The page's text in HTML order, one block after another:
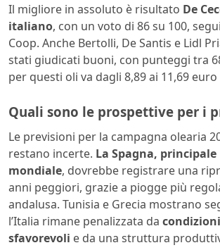
Il migliore in assoluto è risultato De
italiano, con un voto di 86 su 100,
Coop. Anche Bertolli, De Santis e Lidl
stati giudicati buoni, con punteggi tra
per questi oli va dagli 8,89 ai 11,69
Quali sono le prospettive per i
Le previsioni per la campagna olearia
restano incerte. La Spagna,
mondiale, dovrebbe registrare una
anni peggiori, grazie a piogge più
andalusa. Tunisia e Grecia mostrano
l’Italia rimane penalizzata da
sfavorevoli e da una struttura